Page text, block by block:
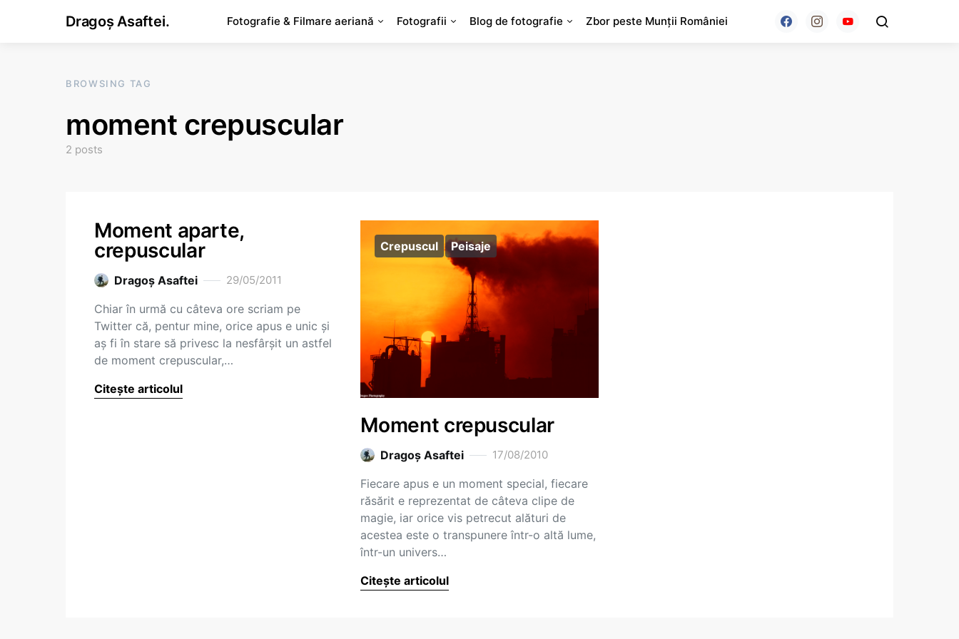
Dragoș Asaftei. Fotografie & Filmare aeriană Fotografii Blog de fotografie Zbor peste Munții României
BROWSING TAG
moment crepuscular
2 posts
Moment aparte,
crepuscular
Dragoş Asaftei 29/05/2011
Chiar în urmă cu câteva ore scriam pe
Twitter că, pentur mine, orice apus e unic și
aș fi în stare să privesc la nesfârșit un astfel
de moment crepuscular,…
Citește articolul
Crepuscul Peisaje
Moment crepuscular
Dragoş Asaftei 17/08/2010
Fiecare apus e un moment special, fiecare
răsărit e reprezentat de câteva clipe de
magie, iar orice vis petrecut alături de
acestea este o transpunere într-o altă lume,
într-un univers…
Citește articolul